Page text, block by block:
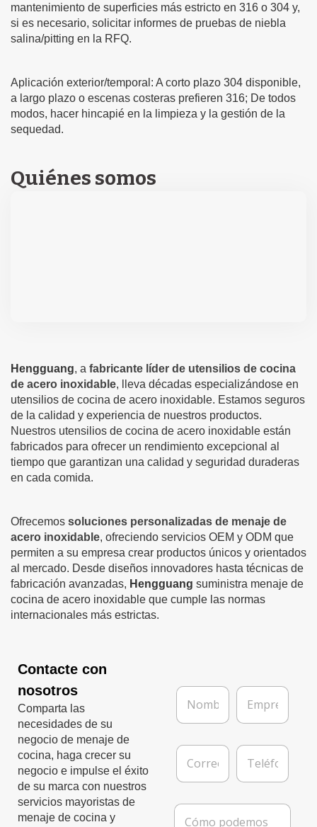
mantenimiento de superficies más estricto en 316 o 304 y,
si es necesario, solicitar informes de pruebas de niebla
salina/pitting en la RFQ.
Aplicación exterior/temporal: A corto plazo 304 disponible,
a largo plazo o escenas costeras prefieren 316; De todos
modos, hacer hincapié en la limpieza y la gestión de la
sequedad.
Quiénes somos
Hengguang, a fabricante líder de utensilios de cocina
de acero inoxidable, lleva décadas especializándose en
utensilios de cocina de acero inoxidable. Estamos seguros
de la calidad y experiencia de nuestros productos.
Nuestros utensilios de cocina de acero inoxidable están
fabricados para ofrecer un rendimiento excepcional al
tiempo que garantizan una calidad y seguridad duraderas
en cada comida.
Ofrecemos soluciones personalizadas de menaje de
acero inoxidable, ofreciendo servicios OEM y ODM que
permiten a su empresa crear productos únicos y orientados
al mercado. Desde diseños innovadores hasta técnicas de
fabricación avanzadas, Hengguang suministra menaje de
cocina de acero inoxidable que cumple las normas
internacionales más estrictas.
Contacte con
nosotros
Comparta las
necesidades de su
negocio de menaje de
cocina, haga crecer su
negocio e impulse el éxito
de su marca con nuestros
servicios mayoristas de
menaje de cocina y
N
m
r
E
p
e
C
r
e
T
l
f
o
M